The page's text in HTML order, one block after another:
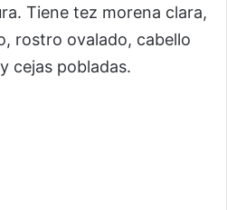
Tiene tez morena clara,
rostro ovalado, cabello
cejas pobladas.